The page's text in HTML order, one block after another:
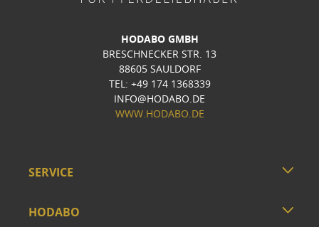
HODABO GMBH
BRESCHNECKER STR. 13
88605 SAULDORF
TEL: +49 174 1368339
INFO@HODABO.DE
WWW.HODABO.DE
SERVICE
HODABO